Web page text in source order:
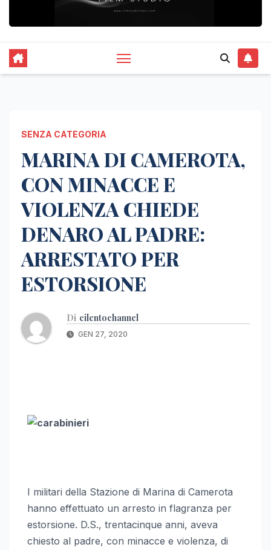
SENZA CATEGORIA
MARINA DI CAMEROTA,
CON MINACCE E
VIOLENZA CHIEDE
DENARO AL PADRE:
ARRESTATO PER
ESTORSIONE
Di cilentochannel
GEN 27, 2020
I militari della Stazione di Marina di Camerota
hanno effettuato un arresto in flagranza per
estorsione. D.S., trentacinque anni, aveva
chiesto al padre, con minacce e violenza, di